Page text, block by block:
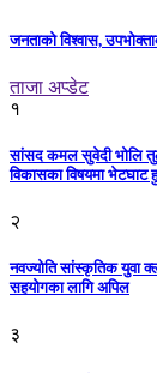
जनताको विश्वास,
ताजा अप्डेट
१
सांसद कमल सुवेदी भोलि
विकासका विषयमा भेटघाट
२
नवज्योति सांस्कृतिक युवा
सहयोगका लागि अपिल
३